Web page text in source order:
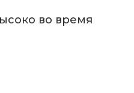
во время